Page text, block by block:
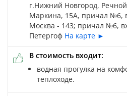
г.Нижний Новгород,
Маркина, 15А, причал №6,
Москва - 143; причал №6,
Петергоф На карте ►
В стоимость входит:
водная прогулка на
теплоходе.